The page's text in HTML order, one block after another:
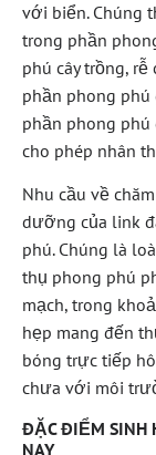
với biển. Chúng
trong phần
phú cây trồng,
phần phong
phần phong
cho phép nhân
Nhu cầu về
dưỡng của link
phú. Chúng là
thụ phong phú
mạch, trong
hẹp mang đến
bóng trực tiếp
chưa với môi
ĐẶC ĐIỂM SINH
NAY